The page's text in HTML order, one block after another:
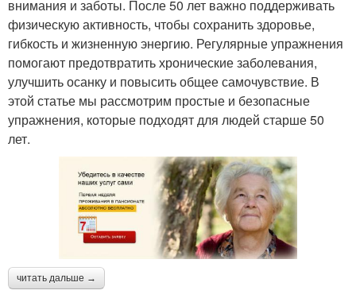
внимания и заботы. После 50 лет важно поддерживать
физическую активность, чтобы сохранить здоровье,
гибкость и жизненную энергию. Регулярные упражнения
помогают предотвратить хронические заболевания,
улучшить осанку и повысить общее самочувствие. В
этой статье мы рассмотрим простые и безопасные
упражнения, которые подходят для людей старше 50
лет.
читать дальше →